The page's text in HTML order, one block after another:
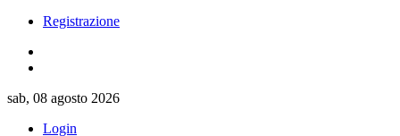
Registrazione
sab, 08 agosto 2026
Login